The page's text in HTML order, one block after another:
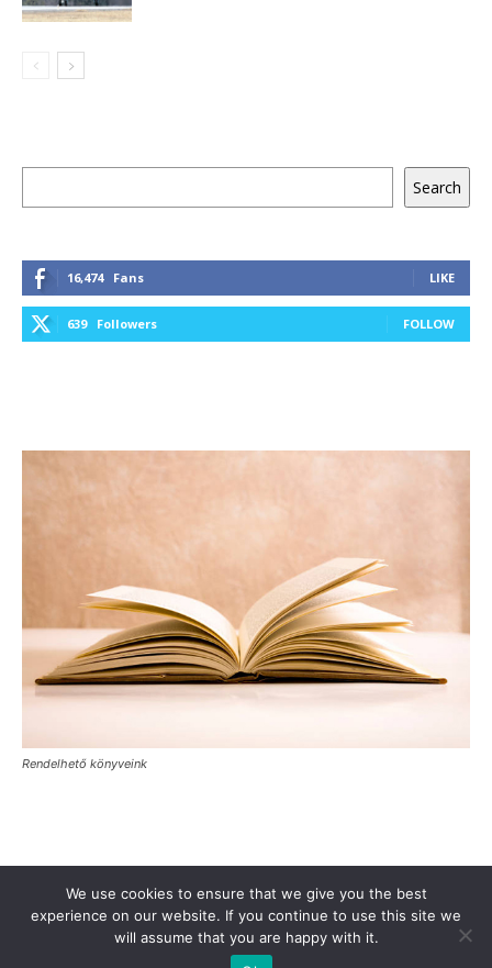
Search
16,474 Fans LIKE
639 Followers FOLLOW
Rendelhető könyveink
Támogasd a Türkinfót! Kiadványaink
Médiaajánlat
Impresszum
Adatkezelési Tájékoztató ÁSZF
Alapítvány
Rólunk
Kapcsolat
We use cookies to ensure that we give you the best
experience on our website. If you continue to use this site we
will assume that you are happy with it.